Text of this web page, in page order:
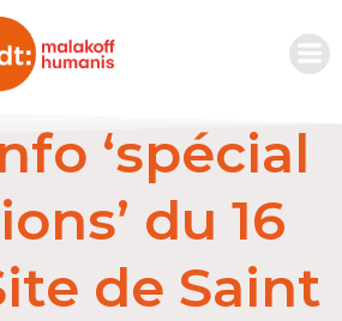
‘spécial
du 16
de Saint